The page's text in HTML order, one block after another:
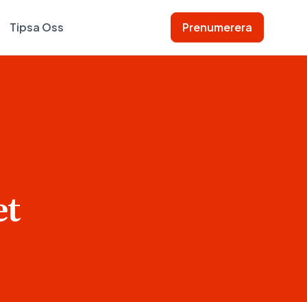
Tipsa Oss Prenumerera